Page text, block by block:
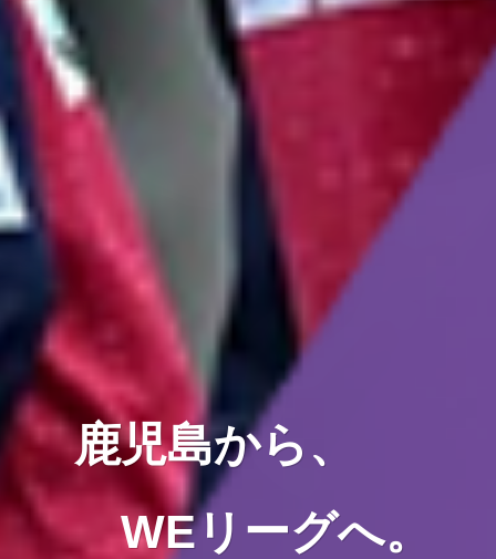
鹿児島から、
WEリーグへ。
鹿児島から、
WEリーグへ。
鹿児島から、
WEリーグへ。
鹿児島から、
WEリーグへ。